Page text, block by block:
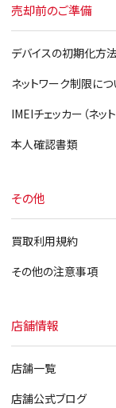
売却前のご準備
デバイスの初期化方
ネットワーク制限につ
IMEIチェッカー（ネッ
本人確認書類
その他
買取利用規約
その他の注意事項
店舗情報
店舗一覧
店舗公式ブログ